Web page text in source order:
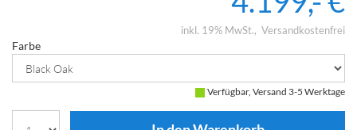
inkl. 19% MwSt. Versandkostenfrei
Farbe
Verfügbar, Versand 3-5 Werktage